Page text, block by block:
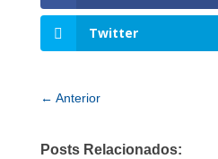
Twitter
← Anterior
Posts Relacionados: